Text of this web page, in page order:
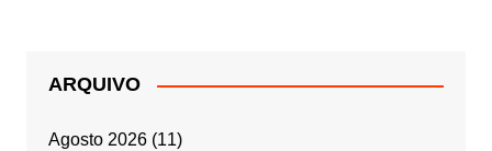
ARQUIVO
Agosto 2026(11)